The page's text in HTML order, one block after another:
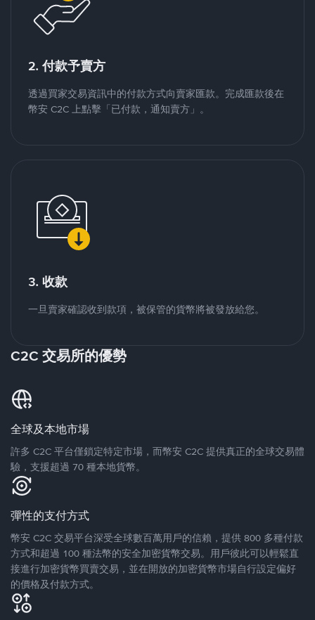
2. 付款予賣方
透過買家交易資訊中的付款方式向賣家匯款。完成匯款後在
幣安 C2C 上點擊「已付款，通知賣方」。
3. 收款
一旦賣家確認收到款項，被保管的貨幣將被發放給您。
C2C 交易所的優勢
全球及本地市場
許多 C2C 平台僅鎖定特定市場，而幣安 C2C 提供真正的全球交易體
驗，支援超過 70 種本地貨幣。
彈性的支付方式
幣安 C2C 交易平台深受全球數百萬用戶的信賴，提供 800 多種付款
方式和超過 100 種法幣的安全加密貨幣交易。用戶彼此可以輕鬆直
接進行加密貨幣買賣交易，並在開放的加密貨幣市場自行設定偏好
的價格及付款方式。